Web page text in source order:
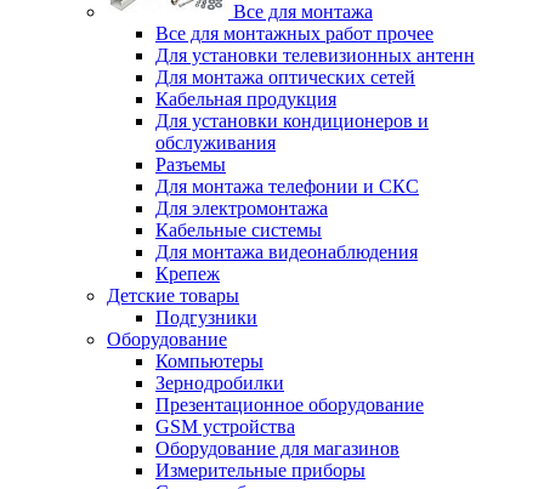
Все для монтажа
Все для монтажных работ прочее
Для установки телевизионных антенн
Для монтажа оптических сетей
Кабельная продукция
Для установки кондиционеров и
обслуживания
Разъемы
Для монтажа телефонии и СКС
Для электромонтажа
Кабельные системы
Для монтажа видеонаблюдения
Крепеж
Детские товары
Подгузники
Оборудование
Компьютеры
Зернодробилки
Презентационное оборудование
GSM устройства
Оборудование для магазинов
Измерительные приборы